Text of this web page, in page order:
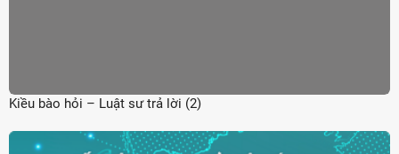
Kiều bào hỏi – Luật sư trả lời (2)